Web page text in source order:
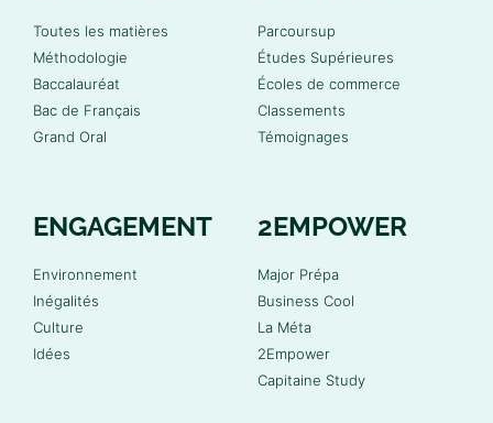
Toutes les matières
Méthodologie
Baccalauréat
Bac de Français
Grand Oral
Parcoursup
Études Supérieures
Écoles de commerce
Classements
Témoignages
ENGAGEMENT
Environnement
Inégalités
Culture
Idées
2EMPOWER
Major Prépa
Business Cool
La Méta
2Empower
Capitaine Study